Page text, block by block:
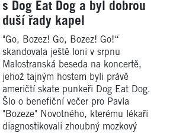
s Dog Eat Dog a byl dobrou
duší řady kapel
"Go, Bozez! Go, Bozez! Go!“
skandovala ještě loni v srpnu
Malostranská beseda na koncertě,
jehož tajným hostem byli právě
američtí skate punkeři Dog Eat Dog.
Šlo o benefiční večer pro Pavla
"Bozeze" Novotného, kterému lékaři
diagnostikovali zhoubný mozkový